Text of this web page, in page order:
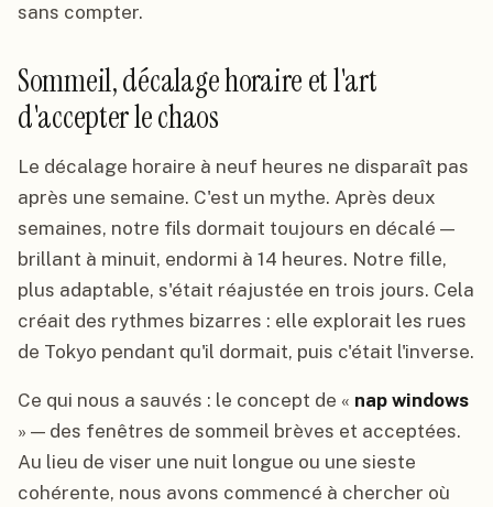
sans compter.
Sommeil, décalage horaire et l'art
d'accepter le chaos
Le décalage horaire à neuf heures ne disparaît pas
après une semaine. C'est un mythe. Après deux
semaines, notre fils dormait toujours en décalé —
brillant à minuit, endormi à 14 heures. Notre fille,
plus adaptable, s'était réajustée en trois jours. Cela
créait des rythmes bizarres : elle explorait les rues
de Tokyo pendant qu'il dormait, puis c'était l'inverse.
Ce qui nous a sauvés : le concept de « nap windows
» — des fenêtres de sommeil brèves et acceptées.
Au lieu de viser une nuit longue ou une sieste
cohérente, nous avons commencé à chercher où